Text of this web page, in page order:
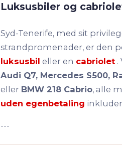
Luksusbiler og
Syd-Tenerife, med sit
strandpromenader, er den
luksusbil eller en cabriolet .
Audi Q7, Mercedes S500,
eller BMW 218 Cabrio, alle
uden egenbetaling
---